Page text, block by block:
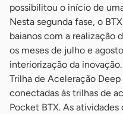
possibilitou o início de
Nesta segunda fase, o
baianos com a realização
os meses de julho e
interiorização da
Trilha de Aceleração
conectadas às trilhas de
Pocket BTX. As